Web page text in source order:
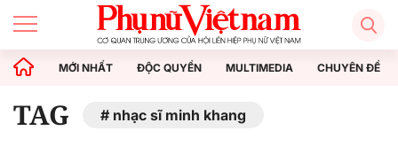
MỚI NHẤT ĐỘC QUYỀN MULTIMEDIA CHUYÊN ĐỀ
TAG nhạc sĩ minh khang